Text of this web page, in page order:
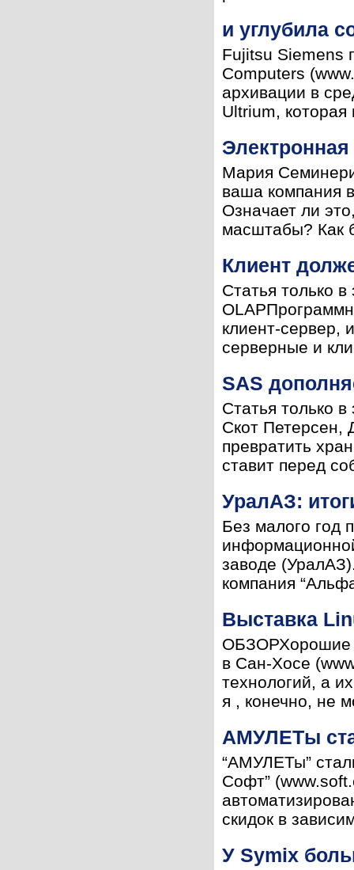
и углубила
Fujitsu Siemens
Computers
архивации в
Ultrium,
Мария
ваша компания
Означает ли
масштабы? Как
Клиент
Статья только
клиент-сервер,
серверные и
SAS
Статья только
Скот Петерсен,
превратить
ставит перед
УралАЗ:
Без малого год
заводе
компания
Выставка
ОБЗОРХорошие
в Сан-Хосе
технологий, а
я , конечно, не
АМУЛЕТы
“АМУЛЕТы”
Софт”
скидок в
У Symix